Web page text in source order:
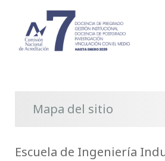
Mapa del sitio
Escuela de Ingeniería